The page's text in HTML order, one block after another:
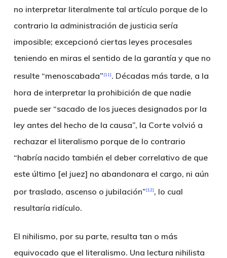
no interpretar literalmente tal artículo porque de lo
contrario la administración de justicia sería
imposible; excepcionó ciertas leyes procesales
teniendo en miras el sentido de la garantía y que no
resulte “menoscabada” [11] . Décadas más tarde, a la
hora de interpretar la prohibición de que nadie
puede ser “sacado de los jueces designados por la
ley antes del hecho de la causa”, la Corte volvió a
rechazar el literalismo porque de lo contrario
“habría nacido también el deber correlativo de que
este último [el juez] no abandonara el cargo, ni aún
por traslado, ascenso o jubilación” [12] , lo cual
resultaría ridículo.
El nihilismo, por su parte, resulta tan o más
equivocado que el literalismo. Una lectura nihilista